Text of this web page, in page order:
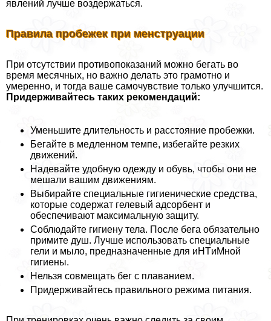
явлений лучше воздержаться.
Правила пробежек при мeнcтpуации
При отсутствии противопоказаний можно бегать во
время мecячных, но важно делать это грамотно и
умеренно, и тогда ваше самочувствие только улучшится.
Придерживайтесь таких рекомендаций:
Уменьшите длительность и расстояние пробежки.
Бегайте в медленном темпе, избегайте резких
движений.
Надевайте удобную одежду и обувь, чтобы они не
мешали вашим движениям.
Выбирайте специальные гигиенические средства,
которые содержат гелевый адсорбент и
обеспечивают максимальную защиту.
Соблюдайте гигиену тела. После бега обязательно
примите душ. Лучше использовать специальные
гели и мыло, предназначенные для иHTиMной
гигиены.
Нельзя совмещать бег с плаванием.
Придерживайтесь правильного режима питания.